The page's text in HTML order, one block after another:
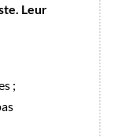
Leur
;